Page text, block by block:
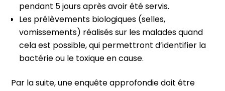
pendant 5 jours après avoir été servis.
Les prélèvements biologiques (selles,
vomissements) réalisés sur les malades quand
cela est possible, qui permettront d’identifier la
bactérie ou le toxique en cause.
Par la suite, une enquête approfondie doit être